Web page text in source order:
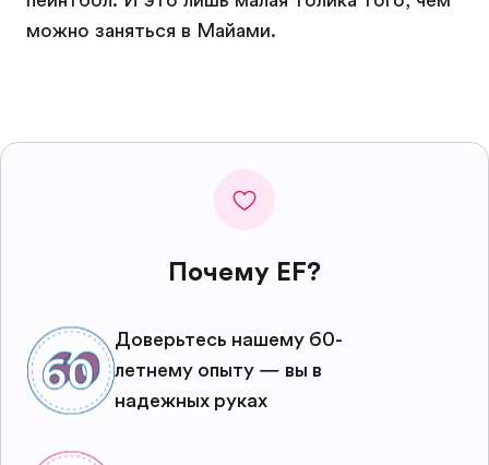
можно заняться в Майами.
Почему EF?
Доверьтесь нашему 60-
летнему опыту — вы в
надежных руках